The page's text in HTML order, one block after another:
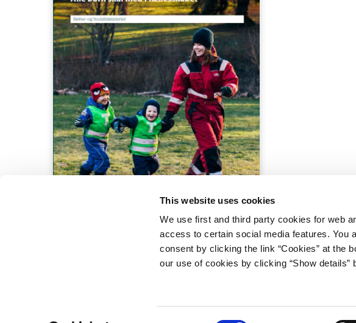
This website uses cookies
We use first and third party cookies for web
access to certain social media features. You
consent by clicking the link “Cookies” at the
our use of cookies by clicking “Show details”